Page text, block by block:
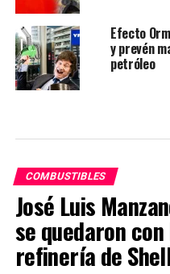
Efecto
y prevén
petróleo
COMBUSTIBLES
José Luis
se quedaron
refinería de